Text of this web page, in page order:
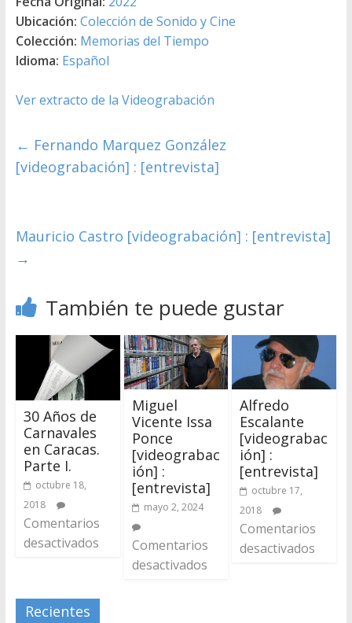
Ubicación: Colección de Sonido y Cine
Colección: Memorias del Tiempo
Idioma: Español
Ver extracto de la Videograbación
← Fernando Marquez González
[videograbación] : [entrevista]
Mauricio Castro [videograbación] : [entrevista]
→
También te puede gustar
30 Años de
Carnavales
en Caracas.
Parte I.
octubre 18,
2018
Comentarios
desactivados
Miguel
Vicente Issa
Ponce
[videograbac
ión] :
[entrevista]
mayo 2, 2024
Comentarios
desactivados
Alfredo
Escalante
[videograbac
ión] :
[entrevista]
octubre 17,
2018
Comentarios
desactivados
Recientes